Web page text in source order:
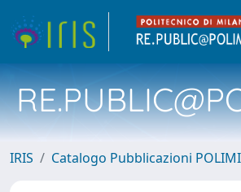
IRIS Catalogo Pubblicazioni POLIMI